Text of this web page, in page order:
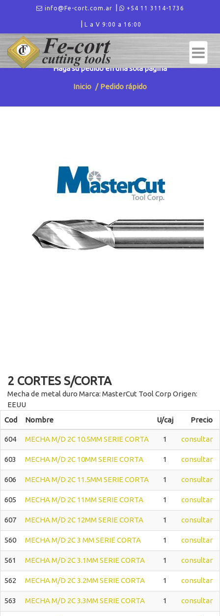
info@Fe-cort.com.ar +54 11 3114-1736
L a V 9:00 a 16:00
PEDIDO RÁPIDO
Haga su pedido en una sola página
Inicio Pedido rápido
2 CORTES S/CORTA
Mecha de metal duro Marca: MasterCut Tool Corp Origen:
EEUU
Cod
Nombre U/caj Precio
604 MECHA M/D 2C 10.5MM SERIE CORTA 1 consultar
603 MECHA M/D 2C 10MM SERIE CORTA 1 consultar
606 MECHA M/D 2C 11.5MM SERIE CORTA 1 consultar
605 MECHA M/D 2C 11MM SERIE CORTA 1 consultar
607 MECHA M/D 2C 12MM SERIE CORTA 1 consultar
560 MECHA M/D 2C 3 MM SERIE CORTA 1 consultar
561 MECHA M/D 2C 3.1MM SERIE CORTA 1 consultar
562 MECHA M/D 2C 3.2MM SERIE CORTA 1 consultar
563 MECHA M/D 2C 3.3MM SERIE CORTA 1 consultar